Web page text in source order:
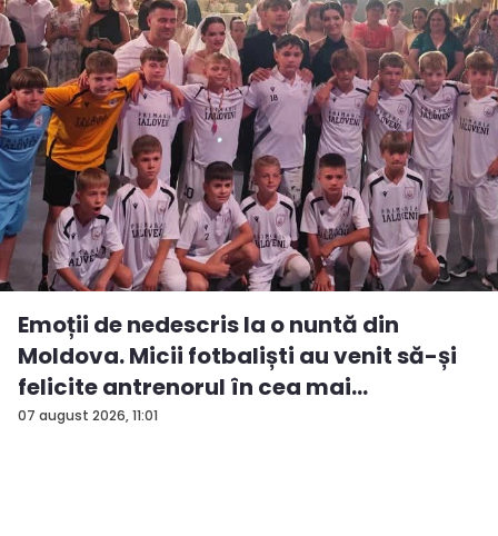
07 august 2026, 11:01
Emoții de nedescris la o nuntă din
Moldova. Micii fotbaliști au venit să-și
felicite antrenorul în cea mai
importan...